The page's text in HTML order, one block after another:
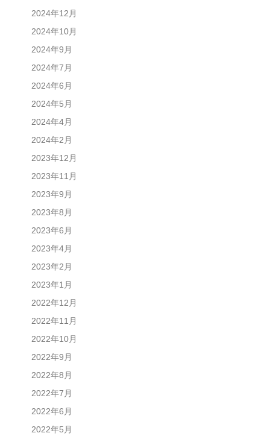
2024年12月
2024年10月
2024年9月
2024年7月
2024年6月
2024年5月
2024年4月
2024年2月
2023年12月
2023年11月
2023年9月
2023年8月
2023年6月
2023年4月
2023年2月
2023年1月
2022年12月
2022年11月
2022年10月
2022年9月
2022年8月
2022年7月
2022年6月
2022年5月